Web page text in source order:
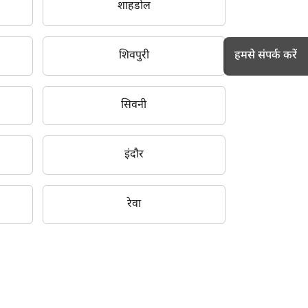
शाहडोल
शिवपुरी
सिवनी
इंदौर
रेवा
हमसे संपर्क करें